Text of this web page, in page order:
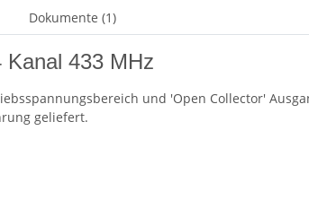
Dokumente (1)
Kanal 433 MHz
und 'Open Collector'
geliefert.